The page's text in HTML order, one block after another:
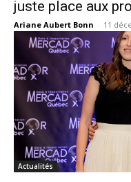
juste place aux
Ariane Aubert Bonn - 11
Actualités